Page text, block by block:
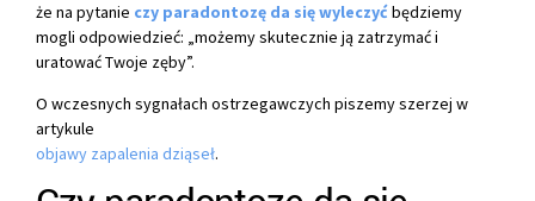
że na pytanie czy paradontozę da się wyleczyćbędziemy
mogli odpowiedzieć: „możemy skutecznie ją zatrzymać i
uratować Twoje zęby”.
O wczesnych sygnałach ostrzegawczych piszemy szerzej w
artykule
objawy zapalenia dziąseł.